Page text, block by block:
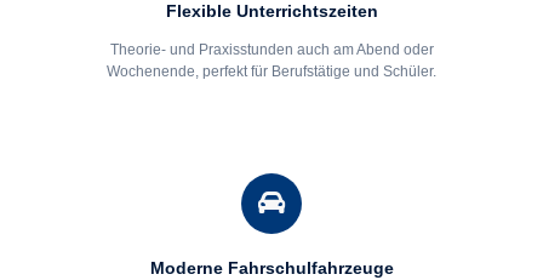
Flexible Unterrichtszeiten
Theorie- und Praxisstunden auch am Abend oder
Wochenende, perfekt für Berufstätige und Schüler.
Moderne Fahrschulfahrzeuge